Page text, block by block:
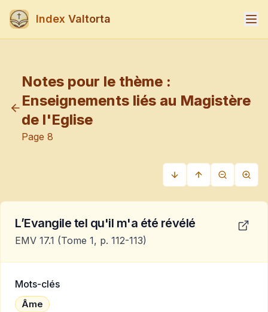
Index Valtorta
Notes pour le thème :
Enseignements liés au Magistère
de l'Eglise
Page 8
L’Evangile tel qu'il m'a été révélé
EMV 17.1 (Tome 1, p. 112-113)
Mots-clés
Âme